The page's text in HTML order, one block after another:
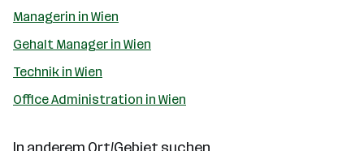
Managerin in Wien
Gehalt Manager in Wien
Technik in Wien
Office Administration in Wien